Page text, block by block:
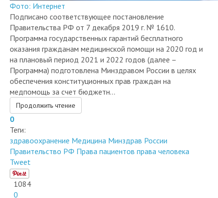
Фото: Интернет
Подписано соответствующее постановление
Правительства РФ от 7 декабря 2019 г. № 1610.
Программа государственных гарантий бесплатного
оказания гражданам медицинской помощи на 2020 год и
на плановый период 2021 и 2022 годов (далее –
Программа) подготовлена Минздравом России в целях
обеспечения конституционных прав граждан на
медпомощь за счет бюджетн...
Продолжить чтение
0
Теги:
здравоохранение Медицина Минздрав России
Правительство РФ Права пациентов права человека
Tweet
1084
0